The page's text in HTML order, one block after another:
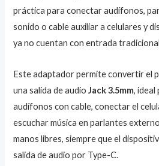
práctica para conectar audífonos,
sonido o cable auxiliar a celulares y
ya no cuentan con entrada
Este adaptador permite convertir el
una salida de audioJack 3.5mm, ideal
audífonos con cable, conectar el
escuchar música en parlantes
manos libres, siempre que el
salida de audio por Type-C.